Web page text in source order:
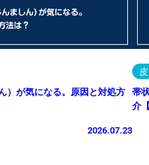
）が気になる。原因と対処方
2026.07.23
帯
介